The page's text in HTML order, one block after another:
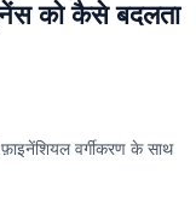
को कैसे बदलता
वर्गीकरण के साथ